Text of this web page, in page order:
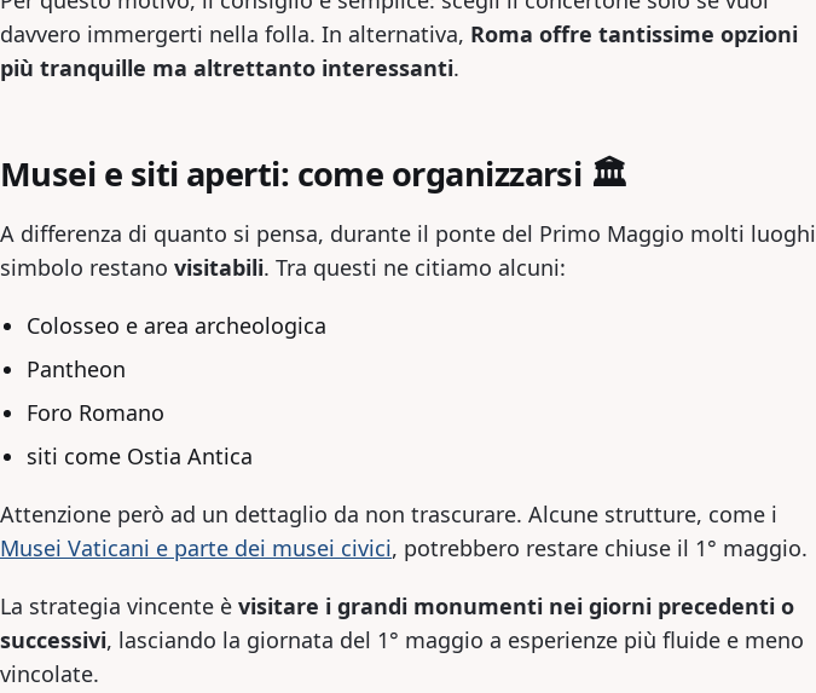
davvero immergerti nella folla. In alternativa, Roma offre tantissime opzioni
più tranquille ma altrettanto interessanti.
Musei e siti aperti: come organizzarsi 🏛️
A differenza di quanto si pensa, durante il ponte del Primo Maggio molti luoghi
simbolo restano visitabili. Tra questi ne citiamo alcuni:
Colosseo e area archeologica
Pantheon
Foro Romano
siti come Ostia Antica
Attenzione però ad un dettaglio da non trascurare. Alcune strutture, come i
Musei Vaticani e parte dei musei civici, potrebbero restare chiuse il 1° maggio.
La strategia vincente è visitare i grandi monumenti nei giorni precedenti o
successivi, lasciando la giornata del 1° maggio a esperienze più fluide e meno
vincolate.